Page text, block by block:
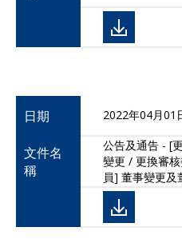
日期 2022年04月01
文件名
稱
公告及通告 - [
變更 / 更換審
員] 董事變更及